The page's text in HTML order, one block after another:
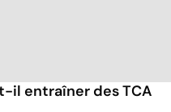
il entraîner des TCA